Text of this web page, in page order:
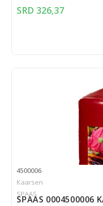
SRD 326,37
4500006
Kaarsen
SPAAS
SPAAS 0004500006